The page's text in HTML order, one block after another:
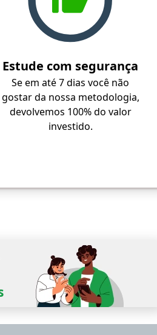
Estude com segurança
Se em até 7 dias você não
gostar da nossa metodologia,
devolvemos 100% do valor
investido.